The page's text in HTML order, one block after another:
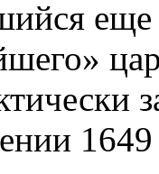
1649